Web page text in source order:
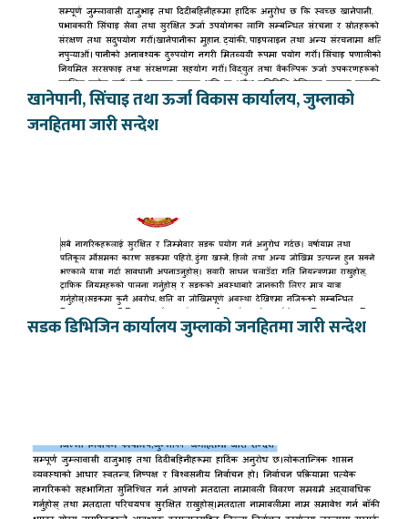
खानेपानी, सिंचाइ तथा ऊर्जा विकास कार्यालय, जुम्लाको
जनहितमा जारी सन्देश
सडक डिभिजिन कार्यालय जुम्लाको जनहितमा जारी सन्देश